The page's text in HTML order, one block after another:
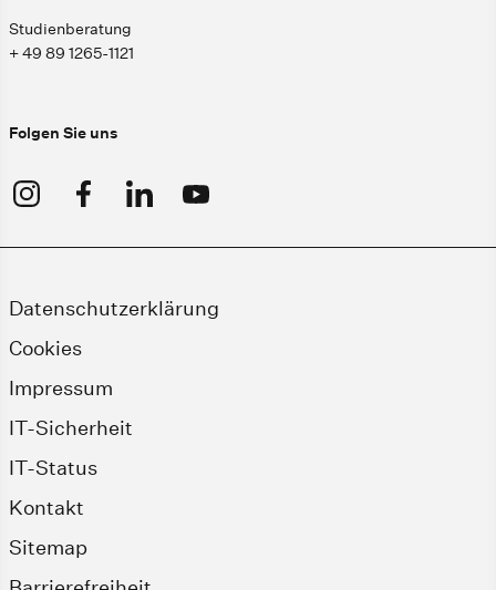
Studienberatung
+ 49 89 1265-1121
Folgen Sie uns
Datenschutzerklärung
Cookies
Impressum
IT-Sicherheit
IT-Status
Kontakt
Sitemap